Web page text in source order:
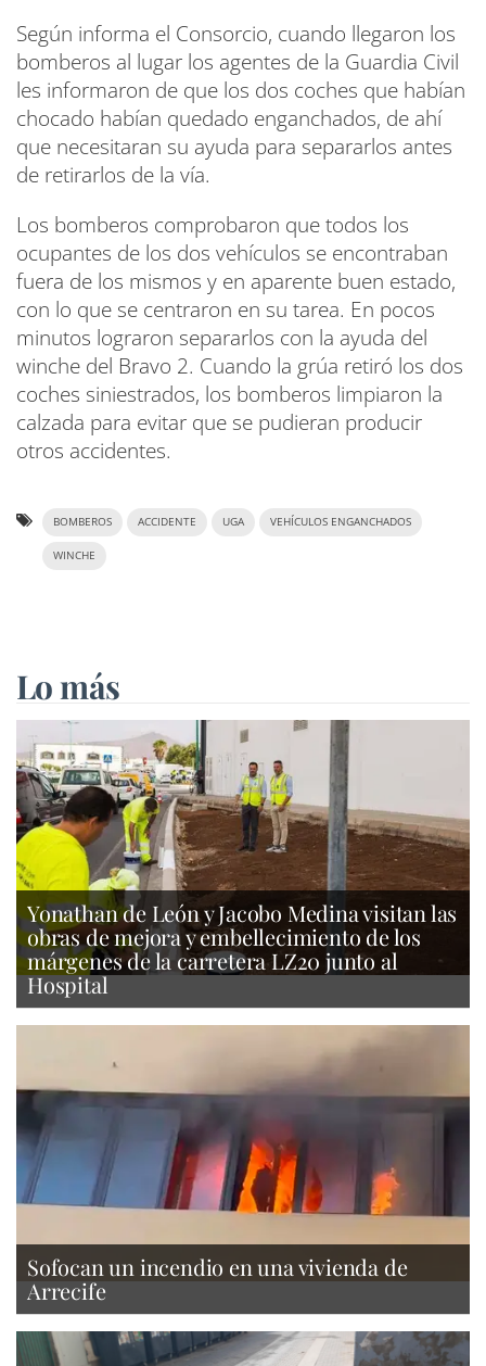
Según informa el Consorcio, cuando llegaron los
bomberos al lugar los agentes de la Guardia Civil
les informaron de que los dos coches que habían
chocado habían quedado enganchados, de ahí
que necesitaran su ayuda para separarlos antes
de retirarlos de la vía.
Los bomberos comprobaron que todos los
ocupantes de los dos vehículos se encontraban
fuera de los mismos y en aparente buen estado,
con lo que se centraron en su tarea. En pocos
minutos lograron separarlos con la ayuda del
winche del Bravo 2. Cuando la grúa retiró los dos
coches siniestrados, los bomberos limpiaron la
calzada para evitar que se pudieran producir
otros accidentes.
BOMBEROS ACCIDENTE UGA VEHÍCULOS ENGANCHADOS
WINCHE
Lo más
Yonathan de León y Jacobo Medina visitan las
obras de mejora y embellecimiento de los
márgenes de la carretera LZ20 junto al
Hospital
Sofocan un incendio en una vivienda de
Arrecife